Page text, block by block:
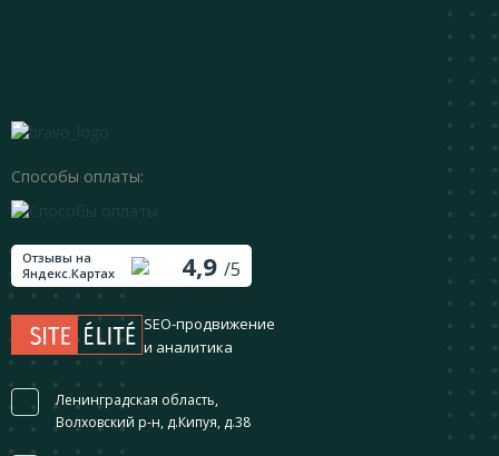
Способы оплаты:
Отзывы на
Яндекс.Картах
4,9 /5
SEO-продвижение
и аналитика
Ленинградская область,
Волховский р-н, д.Кипуя, д.38